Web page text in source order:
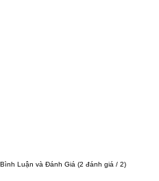
Bình Luận và Đánh Giá (2 đánh giá / 2)